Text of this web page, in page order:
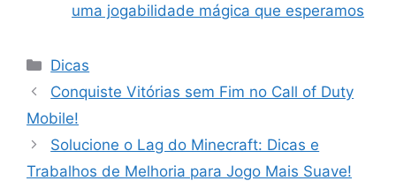
uma jogabilidade mágica que esperamos
Categorias
Dicas
Conquiste Vitórias sem Fim no Call of Duty
Mobile!
Solucione o Lag do Minecraft: Dicas e
Trabalhos de Melhoria para Jogo Mais Suave!